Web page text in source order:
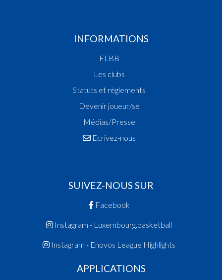
INFORMATIONS
FLBB
Les clubs
Statuts et réglements
Devenir joueur/se
Médias/Presse
Ecrivez-nous
SUIVEZ-NOUS SUR
Facebook
Instagram - Luxembourg.basketball
Instagram - Enovos League Highlights
APPLICATIONS